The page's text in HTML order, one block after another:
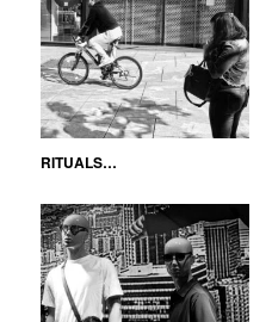
RITUALS…